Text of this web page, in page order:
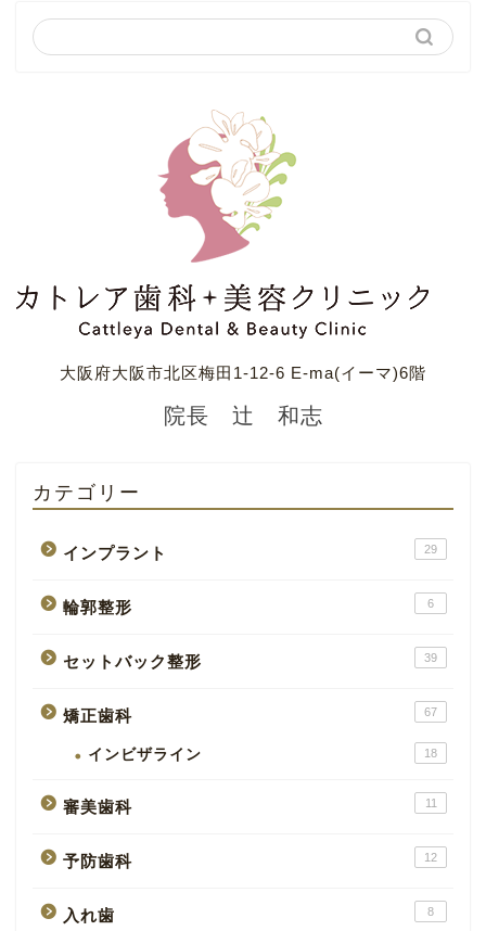
大阪府大阪市北区梅田1-12-6 E-ma(イーマ)6階
院長 辻 和志
カテゴリー
インプラント 29
輪郭整形 6
セットバック整形 39
矯正歯科 67
インビザライン 18
審美歯科 11
予防歯科 12
入れ歯 8